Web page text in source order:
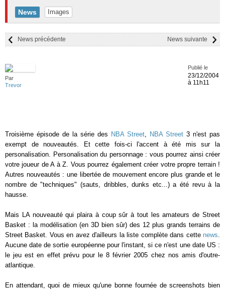
News Images
News suivante
News précédente
Par
Trevor
Publié le
23/12/2004
à 11h11
Troisième épisode de la série des NBA Street, NBA Street 3 n'est pas
exempt de nouveautés. Et cette fois-ci l'accent à été mis sur la
personalisation. Personalisation du personnage : vous pourrez ainsi créer
votre joueur de A à Z. Vous pourrez également créer votre propre terrain !
Autres nouveautés : une libertée de mouvement encore plus grande et le
nombre de "techniques" (sauts, dribbles, dunks etc...) a été revu à la
hausse.
Mais LA nouveauté qui plaira à coup sûr à tout les amateurs de Street
Basket : la modélisation (en 3D bien sûr) des 12 plus grands terrains de
Street Basket. Vous en avez d'ailleurs la liste complète dans cette news.
Aucune date de sortie européenne pour l'instant, si ce n'est une date US :
le jeu est en effet prévu pour le 8 février 2005 chez nos amis d'outre-
atlantique.
En attendant, quoi de mieux qu'une bonne fournée de screenshots bien